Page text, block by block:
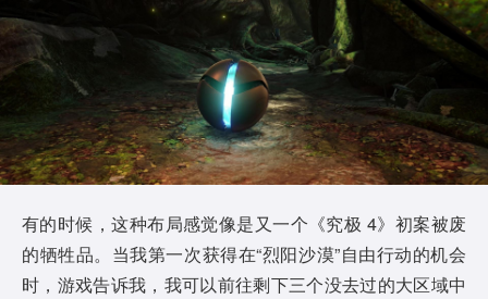
有的时候，这种布局感觉像是又一个《究极 4》初案被废
的牺牲品。当我第一次获得在“烈阳沙漠”自由行动的机会
时，游戏告诉我，我可以前往剩下三个没去过的大区域中